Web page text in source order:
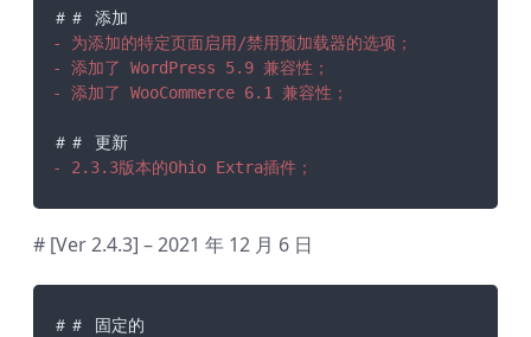
- 为添加的特定页面启用/禁用预加载器的选项；
- 添加了 WordPress 5.9 兼容性；
- 添加了 WooCommerce 6.1 兼容性；
- 2.3.3版本的Ohio Extra插件；
# [Ver 2.4.3] – 2021 年 12 月 6 日